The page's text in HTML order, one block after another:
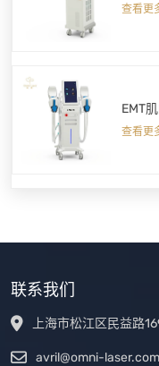
查看更
EMT
查看更
联系我们
上海市松江区民益路
avril@omni-laser.com